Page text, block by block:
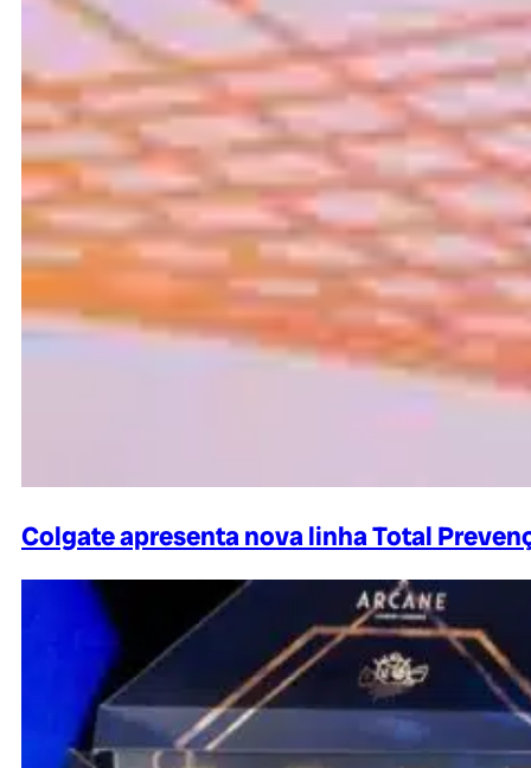
Colgate apresenta nova linha Total